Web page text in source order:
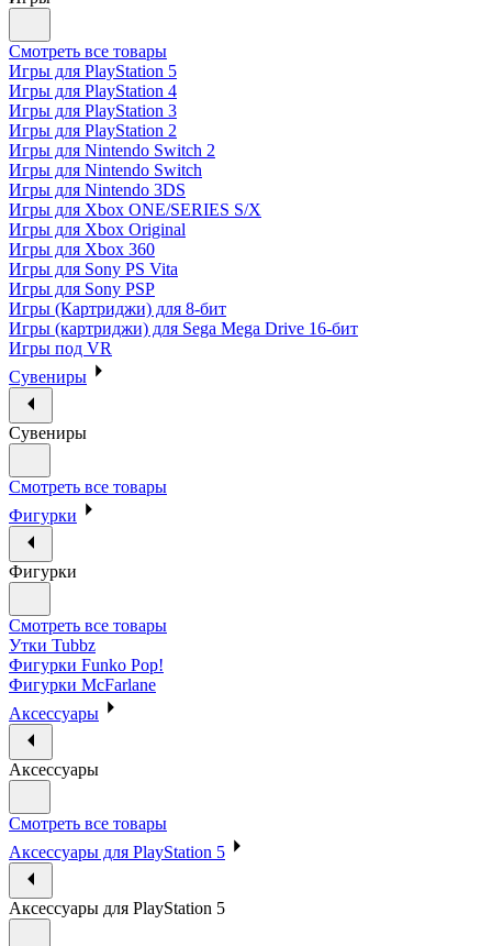
Смотреть все товары
Игры для PlayStation 5
Игры для PlayStation 4
Игры для PlayStation 3
Игры для PlayStation 2
Игры для Nintendo Switch 2
Игры для Nintendo Switch
Игры для Nintendo 3DS
Игры для Xbox ONE/SERIES S/X
Игры для Xbox Original
Игры для Xbox 360
Игры для Sony PS Vita
Игры для Sony PSP
Игры (Картриджи) для 8-бит
Игры (картриджи) для Sega Mega Drive 16-бит
Игры под VR
Сувениры
Сувениры
Смотреть все товары
Фигурки
Фигурки
Смотреть все товары
Утки Tubbz
Фигурки Funko Pop!
Фигурки McFarlane
Аксессуары
Аксессуары
Смотреть все товары
Аксессуары для PlayStation 5
Аксессуары для PlayStation 5